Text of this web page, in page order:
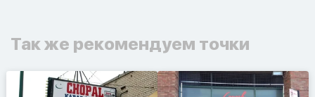
Так же рекомендуем точки